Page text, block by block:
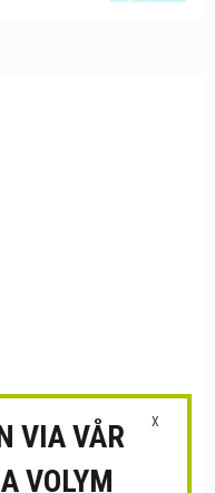
X
VIA VÅR
VOLYM